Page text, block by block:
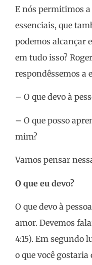
E nós permitimos
essenciais, que
podemos alcançar
em tudo isso?
respondêssemos a
– O que devo à
– O que posso
mim?
Vamos pensar
O que eu devo?
O que devo à
amor. Devemos
4:15). Em segundo
o que você gostaria